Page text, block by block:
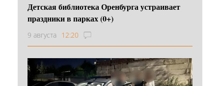
Детская библиотека Оренбурга устраивает
праздники в парках (0+)
9 августа 12:20